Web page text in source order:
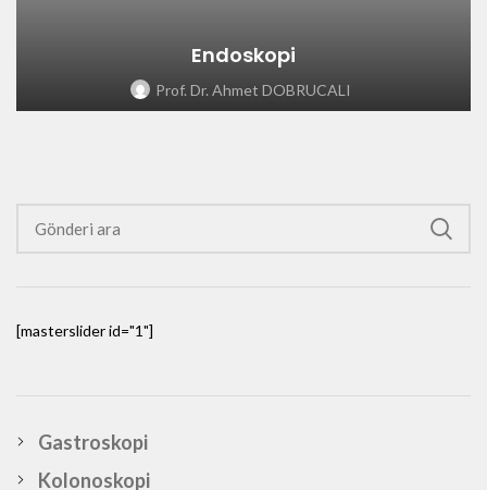
Endoskopi
Prof. Dr. Ahmet DOBRUCALI
[masterslider id="1"]
Gastroskopi
Kolonoskopi